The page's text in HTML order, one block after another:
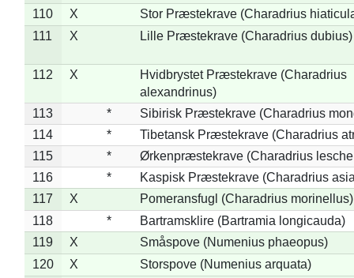
110
X
Stor Præstekrave (Charadrius
111
X Lille Præstekrave (Charadrius dubius)
112 X
Hvidbrystet Præstekrave (Charadrius
alexandrinus)
113
*
Sibirisk Præstekrave (Charadrius
114
*
Tibetansk Præstekrave (Charadrius
115
*
Ørkenpræstekrave (Charadrius
116
*
Kaspisk Præstekrave (Charadrius
117
X
Pomeransfugl (Charadrius morinellus)
118
*
Bartramsklire (Bartramia longicauda)
119
X
Småspove (Numenius phaeopus)
120
X
Storspove (Numenius arquata)